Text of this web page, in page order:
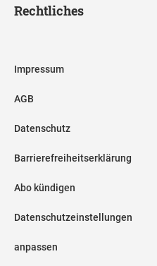
Rechtliches
Impressum
AGB
Datenschutz
Barrierefreiheitserklärung
Abo kündigen
Datenschutzeinstellungen
anpassen